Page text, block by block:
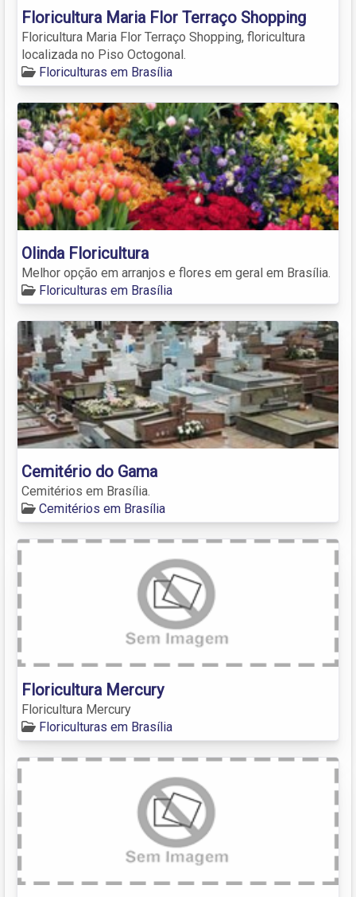
Floricultura Maria Flor Terraço Shopping
Floricultura Maria Flor Terraço Shopping, floricultura
localizada no Piso Octogonal.
Floriculturas em Brasília
Olinda Floricultura
Melhor opção em arranjos e flores em geral em Brasília.
Floriculturas em Brasília
Cemitério do Gama
Cemitérios em Brasília.
Cemitérios em Brasília
Floricultura Mercury
Floricultura Mercury
Floriculturas em Brasília